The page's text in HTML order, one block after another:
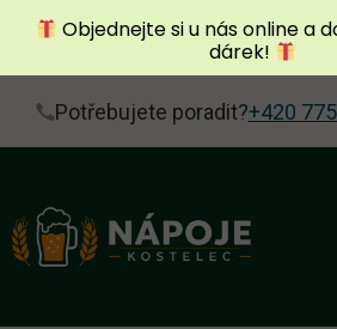
Potřebujete poradit?+420
Objednejte si u nás online a
dárek!